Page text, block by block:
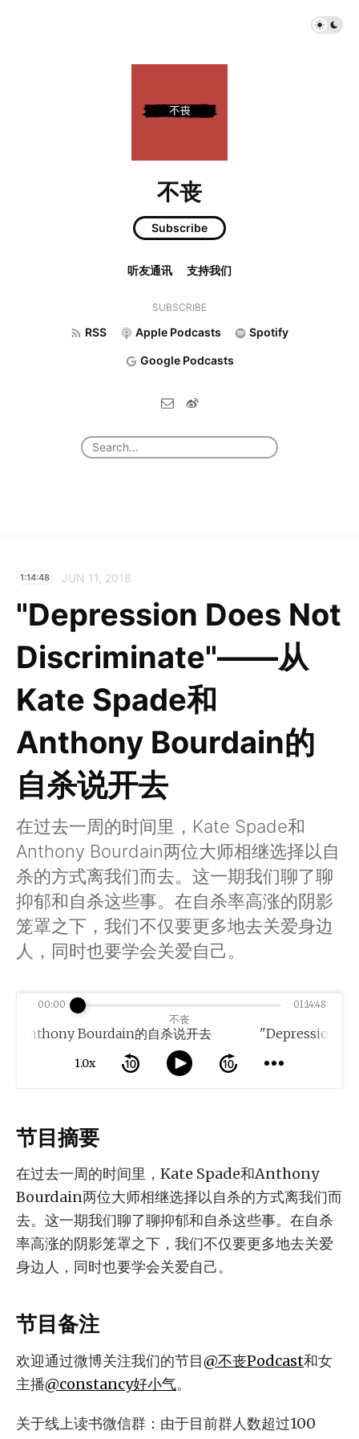
不丧
Subscribe
听友通讯 支持我们
SUBSCRIBE
RSS Apple Podcasts Spotify
Google Podcasts
1:14:48 JUN 11, 2018
"Depression Does Not
Discriminate"——从
Kate Spade和
Anthony Bourdain的
自杀说开去
在过去一周的时间里，Kate Spade和
Anthony Bourdain两位大师相继选择以自
杀的方式离我们而去。这一期我们聊了聊
抑郁和自杀这些事。在自杀率高涨的阴影
笼罩之下，我们不仅要更多地去关爱身边
人，同时也要学会关爱自己。
不丧
Bourdain的自杀说开去
1.0x
00:00 01:14:48
节目摘要
在过去一周的时间里，Kate Spade和Anthony
Bourdain两位大师相继选择以自杀的方式离我们而
去。这一期我们聊了聊抑郁和自杀这些事。在自杀
率高涨的阴影笼罩之下，我们不仅要更多地去关爱
身边人，同时也要学会关爱自己。
节目备注
欢迎通过微博关注我们的节目@不丧Podcast和女
主播@constancy好小气。
关于线上读书微信群：由于目前群人数超过100